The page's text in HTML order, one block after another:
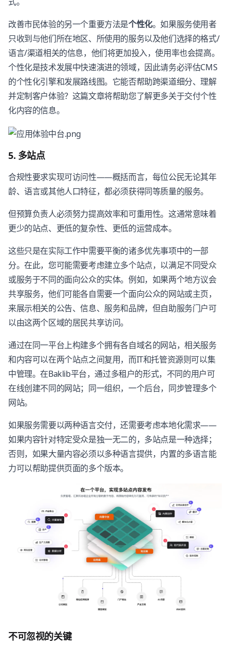
改善市民体验的另一个重要方法是个性化。如果服务使用者
只收到与他们所在地区、所使用的服务以及他们选择的格式/
语言/渠道相关的信息，他们将更加投入，使用率也会提高。
个性化是技术发展中快速演进的领域，因此请务必评估CMS
的个性化引擎和发展路线图。它能否帮助跨渠道细分、理解
并定制客户体验？这篇文章将帮助您了解更多关于交付个性
化内容的信息。
5. 多站点
合规性要求实现可访问性——概括而言，每位公民无论其年
龄、语言或其他人口特征，都必须获得同等质量的服务。
但预算负责人必须努力提高效率和可重用性。这通常意味着
更少的站点、更低的复杂性、更低的运营成本。
这些只是在实际工作中需要平衡的诸多优先事项中的一部
分。在此，您可能需要考虑建立多个站点，以满足不同受众
或服务于不同的面向公众的实体。例如，如果两个地方议会
共享服务，他们可能各自需要一个面向公众的网站或主页，
来展示相关的公告、信息、服务和品牌，但自助服务门户可
以由这两个区域的居民共享访问。
通过在同一平台上构建多个拥有各自域名的网站，相关服务
和内容可以在两个站点之间复用，而IT和托管资源则可以集
中管理。在Baklib平台，通过多租户的形式，不同的用户可
在线创建不同的网站；同一组织，一个后台，同步管理多个
网站。
如果服务需要以两种语言交付，还需要考虑本地化需求——
如果内容针对特定受众是独一无二的，多站点是一种选择；
否则，如果大量内容必须以多种语言提供，内置的多语言能
力可以帮助提供页面的多个版本。
不可忽视的关键